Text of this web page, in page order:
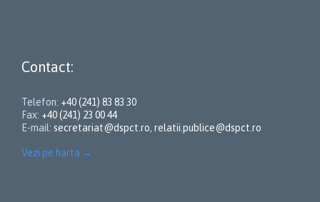
Contact:
Telefon: +40 (241) 83 83 30
Fax: +40 (241) 23 00 44
E-mail: secretariat@dspct.ro, relatii.publice@dspct.ro
Vezi pe harta →